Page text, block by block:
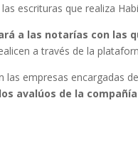
escrituras que realiza
a las notarías con las
a través de la
las empresas encargadas
avalúos de la